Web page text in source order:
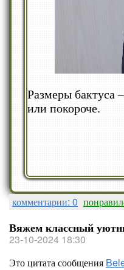
Размеры бактуса
или покороче.
комментарии: 0
Вяжем классный
23-10-2024 18:30
Это цитата сообщения